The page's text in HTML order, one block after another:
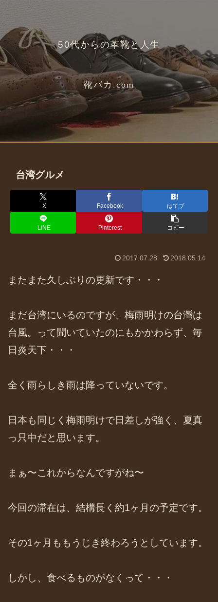
50代からの革靴と人生
靴バカ.com
台湾グルメ
X Facebook はてブ
LINE Pinterest コピー
2017.07.28 2018.05.14
またまた久しぶりの更新です・・・
まだ台湾にいるのですが、梅雨明けの台灣は
台風。って聞いていたのにもかかわらず、毎
日炎天下・・・
全く雨らしき雨は降っていないです。
日本も同じく梅雨明けで日差しが強く、夏真
っ只中だと思います。
まぁ〜これからなんですがね〜
今回の滞在は、結構長く約1ヶ月の予定です。
その1ヶ月ももうじき終わろうとしています。
しかし、食べるものがなくって・・・